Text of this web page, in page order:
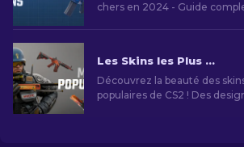
chers en 2024 - Guide
Les Skins les Plus Emblématiques de CS2 en 2026
Découvrez la beauté des
populaires de CS2 ! Des